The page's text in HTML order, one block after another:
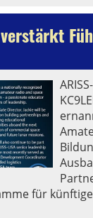
verstärkt
für